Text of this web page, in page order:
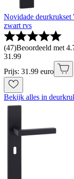
Novidade deurkrukset
zwart rvs
(47)Beoordeeld met
31 .99
Prijs: 31.99 euro
Bekijk alles in